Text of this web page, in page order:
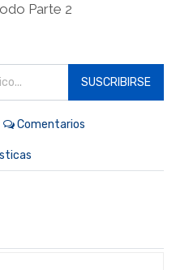
Parte 2
SUSCRIBIRSE
Comentarios